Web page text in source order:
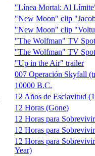
"Línea Mortal: Al
"New Moon" clip
"New Moon" clip
"The Wolfman" TV
"The Wolfman" TV
"Up in the Air" trailer
007 Operación Skyfall
10000 B.C.
12 Años de Esclavitud
12 Horas (Gone)
12 Horas para
12 Horas para
12 Horas para
Year)